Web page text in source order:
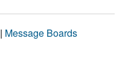
| Message Boards